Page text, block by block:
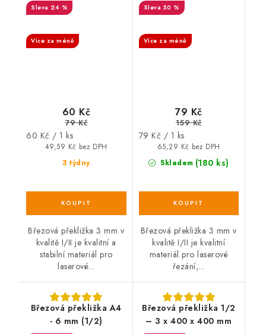
24 %
Více za méně
3 týdny
49,59 Kč bez DPH
60 Kč
79 Kč
Měrná
cena:
60 Kč / 1 ks
Březová překližka 3 mm v
kvalitě I/II je kvalitní a
stabilní materiál pro
laserové...
50 %
Více za méně
Skladem (180 ks)
65,29 Kč bez DPH
79 Kč
159 Kč
Měrná
79 Kč / 1 ks
Březová překližka 3 mm v
kvalitě I/II je kvalitní
materiál pro laserové
řezání,...
Březová překližka A4
- 6 mm (1/2)
Březová překližka 1/2
– 3 x 400 x 400 mm